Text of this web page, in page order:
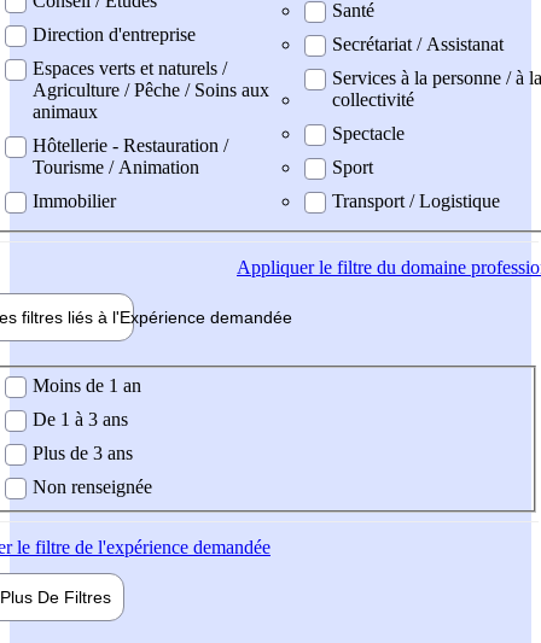
Direction d'entreprise
Espaces verts et naturels /
Agriculture / Pêche / Soins aux
animaux
Hôtellerie - Restauration /
Tourisme / Animation
Immobilier
Santé
Secrétariat / Assistanat
Services à la personne / à la
collectivité
Spectacle
Sport
Transport / Logistique
Appliquerle filtre du domaine
filtres liés à l'Expérience demandée
demandée
Moins de 1 an
De 1 à 3 ans
Plus de 3 ans
Non renseignée
le filtre de l'expérience demandée
Plus De Filtres